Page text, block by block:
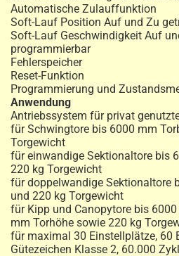
Automatische Zulauffunktion
Soft-Lauf Position Auf und Zu
Soft-Lauf Geschwindigkeit Auf
programmierbar
Fehlerspeicher
Reset-Funktion
Programmierung und
Anwendung
Antriebssystem für privat
für Schwingtore bis 6000 mm
Torgewicht
für einwandige Sektionaltore bis
220 kg Torgewicht
für doppelwandige Sektionaltore
und 220 kg Torgewicht
für Kipp und Canopytore bis
mm Torhöhe sowie 220 kg
für maximal 30 Einstellplätze, 60
Gütezeichen Klasse 2, 60.000